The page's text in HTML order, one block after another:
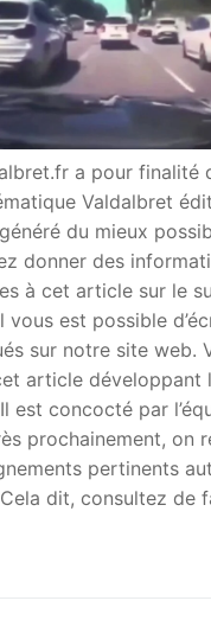
a pour finalité
Valdalbret
du mieux
donner des
à cet article sur le
vous est possible
sur notre site web.
article développant
est concocté par
prochainement, on
pertinents
dit, consultez de